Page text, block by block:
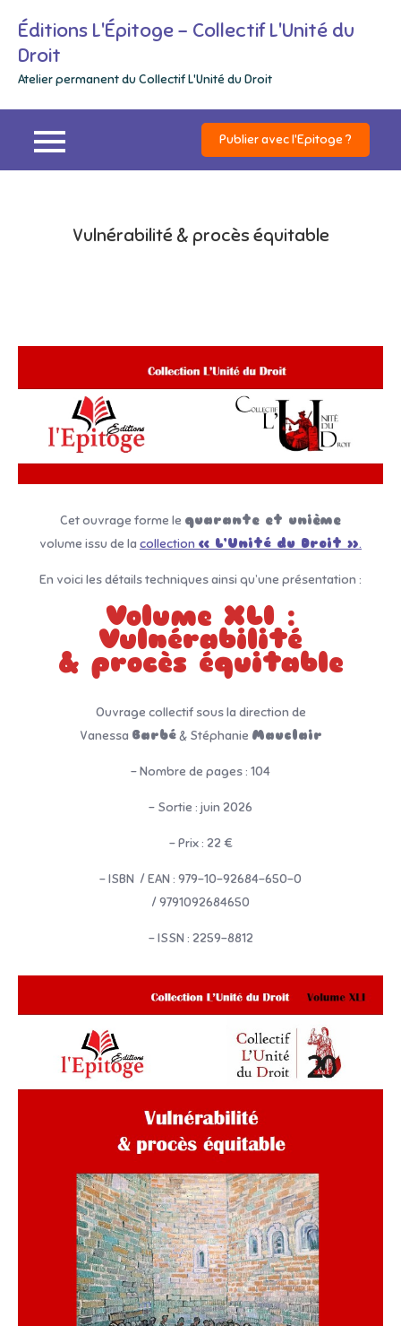
content
Éditions L'Épitoge – Collectif L'Unité du
Droit
Atelier permanent du Collectif L'Unité du Droit
Publier avec l'Epitoge ?
Vulnérabilité & procès équitable
Cet ouvrage forme le quarante et unième
volume issu de la collection « L’Unité du Droit ».
En voici les détails techniques ainsi qu’une présentation :
Volume XLI :
Vulnérabilité
& procès équitable
Ouvrage collectif sous la direction de
Vanessa Barbé& Stéphanie Mauclair
– Nombre de pages : 104
– Sortie : juin 2026
– Prix : 22 €
– ISBN / EAN : 979-10-92684-650-0
/ 9791092684650
– ISSN : 2259-8812